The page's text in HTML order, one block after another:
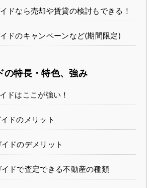
ドなら売却や賃貸の検討もできる！
ドのキャンペーンなど(期間限定)
の特長・特色、強み
ドはここが強い！
ドのメリット
イドのデメリット
イドで査定できる不動産の種類